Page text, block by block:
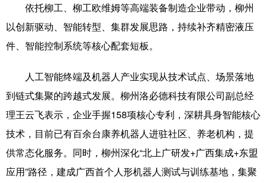
依托柳工、柳工欧维姆等高端装备制造企业带动，柳州
以创新驱动、智能转型、集群发展思路，持续补齐精密液压
件、智能控制系统等核心配套短板。
人工智能终端及机器人产业实现从技术试点、场景落地
到链式集聚的跨越式发展。柳州洛必德科技有限公司副总经
理王云飞表示，企业手握158项核心专利，深耕具身智能核心
技术，目前已有百余台康养机器人进驻社区、养老机构，提
供常态化服务。同时，柳州深化“北上广研发+广西集成+东盟
应用”路径，建成广西首个人形机器人测试与训练基地，集聚